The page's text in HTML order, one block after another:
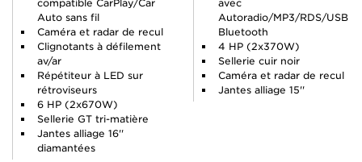
compatible CarPlay/Car
Auto sans fil
Caméra et radar de recul
Clignotants à défilement
av/ar
Répétiteur à LED sur
rétroviseurs
6 HP (2x670W)
Sellerie GT tri-matière
Jantes alliage 16''
diamantées
avec
Autoradio/MP3/RDS/USB
Bluetooth
4 HP (2x370W)
Sellerie cuir noir
Caméra et radar de recul
Jantes alliage 15''